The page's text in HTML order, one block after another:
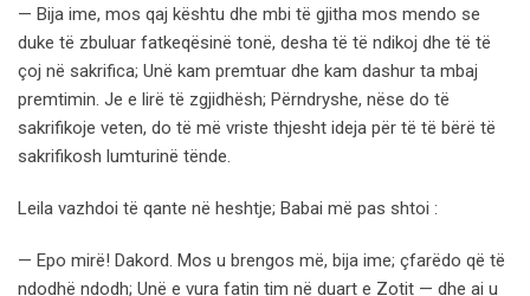
— Bija ime, mos qaj kështu dhe mbi të gjitha mos mendo se
duke të zbuluar fatkeqësinë tonë, desha të të ndikoj dhe të të
çoj në sakrifica; Unë kam premtuar dhe kam dashur ta mbaj
premtimin. Je e lirë të zgjidhësh; Përndryshe, nëse do të
sakrifikoje veten, do të më vriste thjesht ideja për të të bërë të
sakrifikosh lumturinë tënde.
Leila vazhdoi të qante në heshtje; Babai më pas shtoi :
— Epo mirë! Dakord. Mos u brengos më, bija ime; çfarëdo që të
ndodhë ndodh; Unë e vura fatin tim në duart e Zotit — dhe ai u